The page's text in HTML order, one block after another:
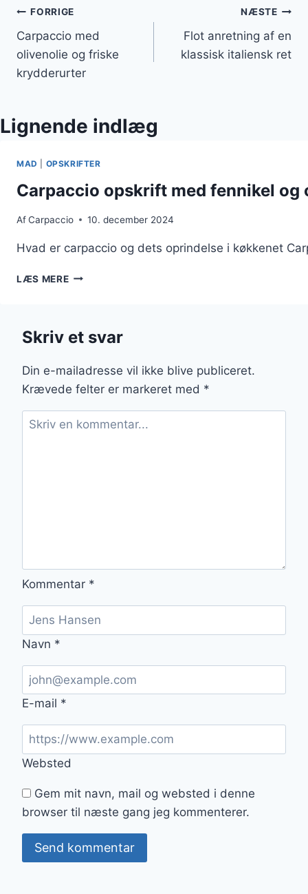
Indlægsnavigation
FORRIGE
Carpaccio med
olivenolie og friske
krydderurter
NÆSTE
Flot anretning af en
klassisk italiensk ret
Lignende indlæg
MAD OPSKRIFTER
Carpaccio opskrift med fennikel og
AfCarpaccio 10. december 2024
Hvad er carpaccio og dets oprindelse i køkkenet
LÆS MERECARPACCIO
OG
OLIVENOLIE
Skriv et svar
Din e-mailadresse vil ikke blive publiceret.
Krævede felter er markeret med *
Kommentar *
Navn *
E-mail *
Websted
Gem mit navn, mail og websted i denne
browser til næste gang jeg kommenterer.